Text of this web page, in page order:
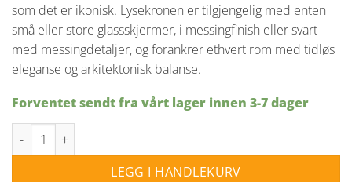
som det er ikonisk. Lysekronen er tilgjengelig med enten
små eller store glassskjermer, i messingfinish eller svart
med messingdetaljer, og forankrer ethvert rom med tidløs
eleganse og arkitektonisk balanse.
Forventet sendt fra vårt lager innen 3-7 dager
Dahl lysekrone stor - Messing/Opal antall
LEGG I HANDLEKURV